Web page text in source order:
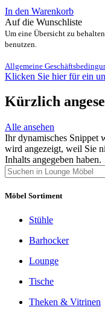
In den Warenkorb
Auf die Wunschliste
Um eine Übersicht zu
benutzen.
Allgemeine
Klicken Sie hier für ein
Kürzlich
Alle ansehen
Ihr dynamisches
wird angezeigt, weil Sie
Inhalts angegeben haben.
Möbel Sortiment
Stühle
Barhocker
Lounge
Tische
Theken & Vitrinen